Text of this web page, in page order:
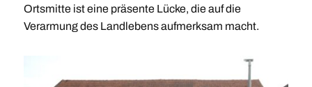
Ortsmitte ist eine präsente Lücke, die auf die
Verarmung des Landlebens aufmerksam macht.